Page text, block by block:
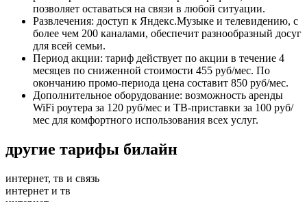
позволяет оставаться на связи в любой ситуации.
Развлечения: доступ к Яндекс.Музыке и телевидению, с
более чем 200 каналами, обеспечит разнообразный досуг
для всей семьи.
Период акции: тариф действует по акции в течение 4
месяцев по сниженной стоимости 455 руб/мес. По
окончанию промо-периода цена составит 850 руб/мес.
Дополнительное оборудование: возможность аренды
WiFi роутера за 120 руб/мес и ТВ-приставки за 100 руб/
мес для комфортного использования всех услуг.
другие тарифы билайн
интернет, тв и связь
интернет и тв